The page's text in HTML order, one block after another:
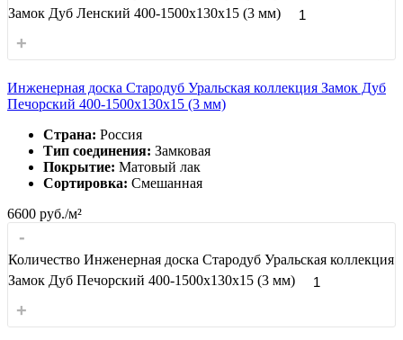
Замок Дуб Ленский 400-1500x130x15 (3 мм)
+
Инженерная доска Стародуб Уральская коллекция Замок Дуб
Печорский 400-1500x130x15 (3 мм)
Страна: Россия
Тип соединения: Замковая
Покрытие: Матовый лак
Сортировка: Смешанная
6600 руб./м²
-
Количество Инженерная доска Стародуб Уральская коллекция
Замок Дуб Печорский 400-1500x130x15 (3 мм)
+